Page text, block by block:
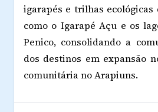
igarapés e trilhas ecológicas
como o Igarapé Açu e os
Penico, consolidando a
dos destinos em expansão
comunitária no Arapiuns.